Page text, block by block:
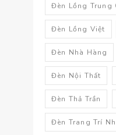
Đèn Lồng Trung
Đèn Lồng Việt
Đèn Nhà Hàng
Đèn Nội Thất
Đèn Thả Trần
Đèn Trang Trí